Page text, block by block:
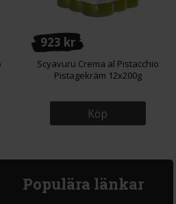
923 kr
Scyavuru Crema al Pistacchio
Pistagekräm 12x200g
Köp
Populära länkar